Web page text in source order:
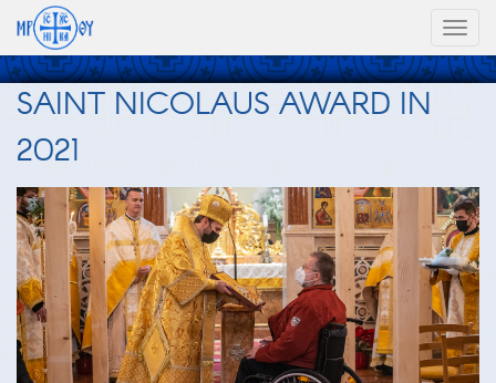
SAINT NICOLAUS AWARD IN
2021